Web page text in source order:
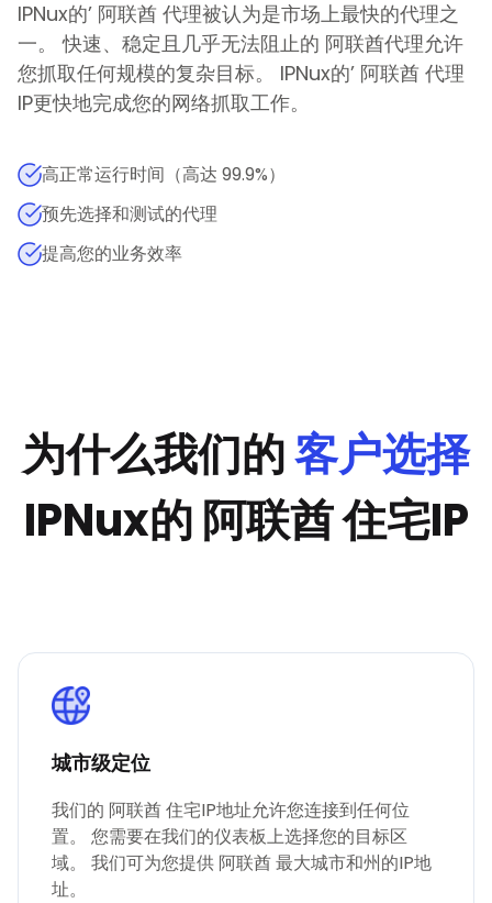
IPNux的’ 阿联酋 代理被认为是市场上最快的代理之
一。 快速、稳定且几乎无法阻止的 阿联酋代理允许
您抓取任何规模的复杂目标。
IPNux的’ 阿联酋 代理
IP更快地完成您的网络抓取工作。
高正常运行时间（高达 99.9%）
预先选择和测试的代理
提高您的业务效率
为什么我们的客户选择
IPNux的 阿联酋 住宅IP
城市级定位
我们的 阿联酋 住宅IP地址允许您连接到任何位
置。 您需要在我们的仪表板上选择您的目标区
域。 我们可为您提供 阿联酋 最大城市和州的IP地
址。